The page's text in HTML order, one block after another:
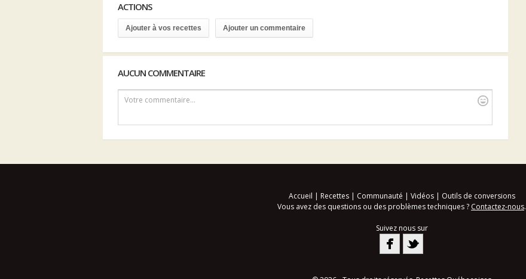
ACTIONS
Ajouter à vos recettes Ajouter un commentaire
AUCUN COMMENTAIRE
Votre commentaire...
Accueil | Recettes| Communauté | Vidéos| Outils de conversions
Vous avez des questions ou des problèmes techniques ? Contactez-nous.
Suivez nous sur